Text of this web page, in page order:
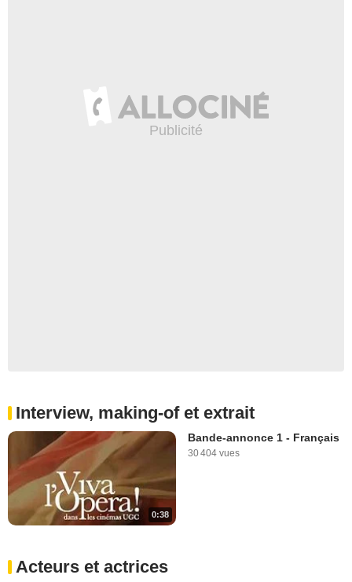
Interview, making-of et extrait
0:38
Bande-annonce 1 - Français
30 404 vues
Acteurs et actrices